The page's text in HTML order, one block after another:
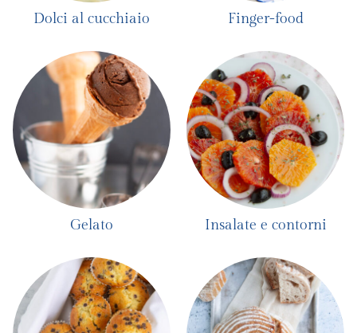
Dolci al cucchiaio Finger-food
Gelato Insalate e contorni